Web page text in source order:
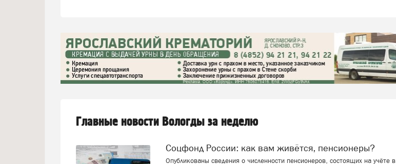
Главные новости Вологды за неделю
Соцфонд России: как вам живётся, пенсионеры?
Опубликованы сведения о численности пенсионеров, состоящих на учёте в